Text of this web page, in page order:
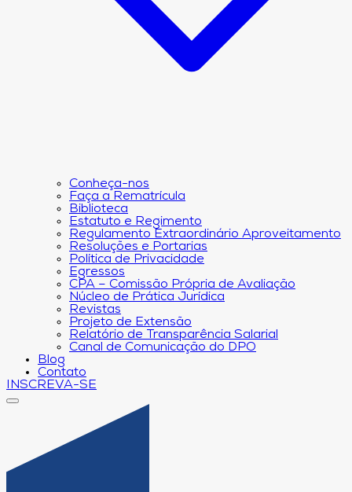
Conheça-nos
Faça a Rematrícula
Biblioteca
Estatuto e Regimento
Regulamento Extraordinário Aproveitamento
Resoluções e Portarias
Política de Privacidade
Egressos
CPA – Comissão Própria de Avaliação
Núcleo de Prática Jurídica
Revistas
Projeto de Extensão
Relatório de Transparência Salarial
Canal de Comunicação do DPO
Blog
Contato
INSCREVA-SE